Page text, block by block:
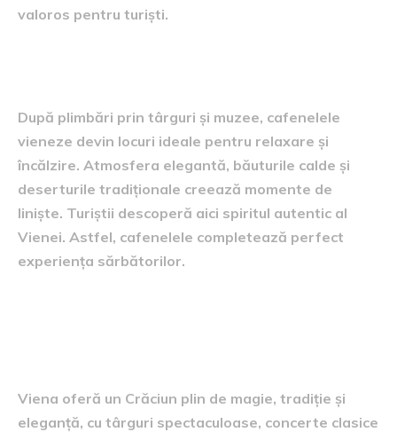
valoros pentru turiști.
După plimbări prin târguri și muzee, cafenelele
vieneze devin locuri ideale pentru relaxare și
încălzire. Atmosfera elegantă, băuturile calde și
deserturile tradiționale creează momente de
liniște. Turiștii descoperă aici spiritul autentic al
Vienei. Astfel, cafenelele completează perfect
experiența sărbătorilor.
Viena oferă un Crăciun plin de magie, tradiție și
eleganță, cu târguri spectaculoase, concerte clasice